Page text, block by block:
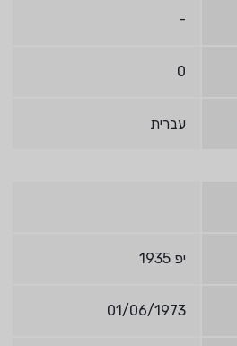
-
0
עברית
יפ 1935
01/06/1973